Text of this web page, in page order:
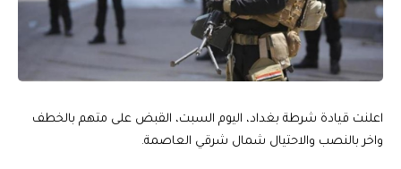
اعلنت قيادة شرطة بغداد، اليوم السبت، القبض على متهم بالخطف
واخر بالنصب والاحتيال شمال شرقي العاصمة.